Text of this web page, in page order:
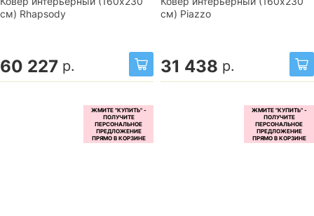
см) Rhapsody
60 227 р.
см) Piazzo
31 438 р.